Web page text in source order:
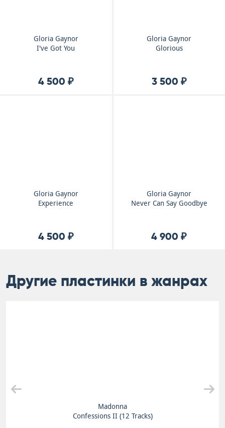
Gloria Gaynor
I've Got You
4 500 ₽
Gloria Gaynor
Glorious
3 500 ₽
Gloria Gaynor
Experience
4 500 ₽
Gloria Gaynor
Never Can Say Goodbye
4 900 ₽
Другие пластинки в жанрах
Madonna
Confessions II (12 Tracks)